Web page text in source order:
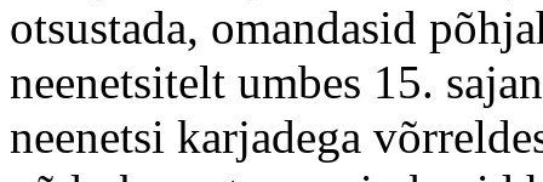
otsustada, omandasid
neenetsitelt umbes 15.
neenetsi karjadega